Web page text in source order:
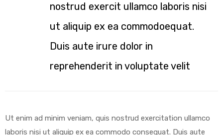
nostrud exercit ullamco laboris nisi
ut aliquip ex ea commodoequat.
Duis aute irure dolor in
reprehenderit in voluptate velit
Ut enim ad minim veniam, quis nostrud exercitation ullamco
laboris nisi ut aliquip ex ea commodo consequat. Duis aute